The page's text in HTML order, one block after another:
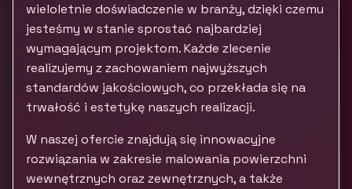
wieloletnie doświadczenie w branży, dzięki czemu
jesteśmy w stanie sprostać najbardziej
wymagającym projektom. Każde zlecenie
realizujemy z zachowaniem najwyższych
standardów jakościowych, co przekłada się na
trwałość i estetykę naszych realizacji.
W naszej ofercie znajdują się innowacyjne
rozwiązania w zakresie malowania powierzchni
wewnętrznych oraz zewnętrznych, a także